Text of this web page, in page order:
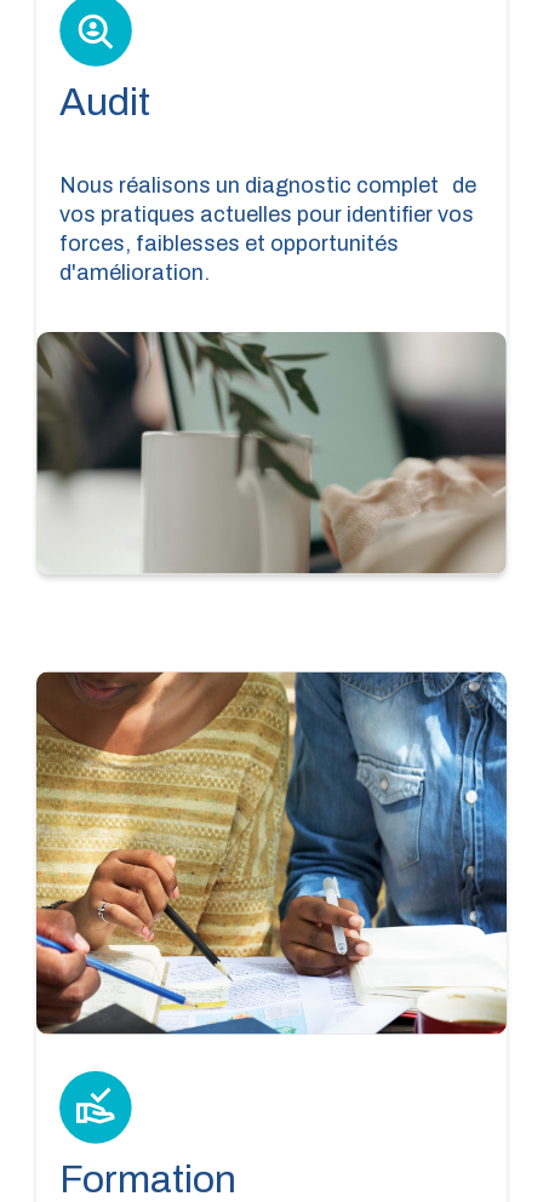
Audit
Nous réalisons un diagnostic complet de
vos pratiques actuelles pour identifier vos
forces, faiblesses et opportunités
d'amélioration.
Formation